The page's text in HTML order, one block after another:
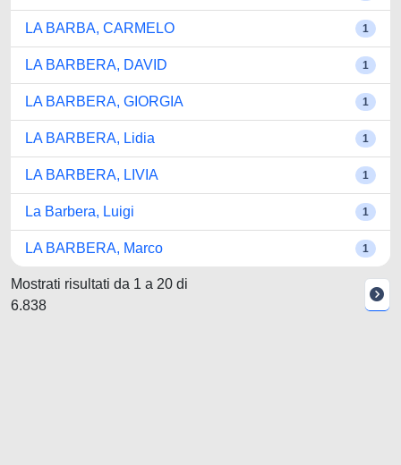
LA BARBA, CARMELO 1
LA BARBERA, DAVID 1
LA BARBERA, GIORGIA 1
LA BARBERA, Lidia 1
LA BARBERA, LIVIA 1
La Barbera, Luigi 1
LA BARBERA, Marco 1
Mostrati risultati da 1 a 20 di
6.838